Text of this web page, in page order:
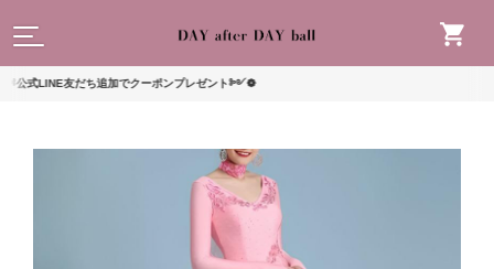
友だち追加でクーポンプレゼント༻❁